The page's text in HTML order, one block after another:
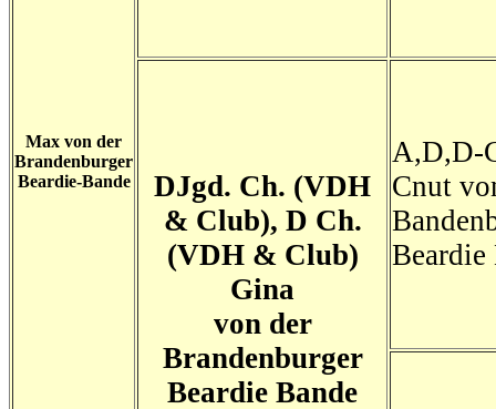
Max von der
Brandenburger
Beardie-Bande
DJgd. Ch. (VDH
& Club), D Ch.
(VDH & Club)
Gina
von der
Brandenburger
Beardie Bande
A,D,D-
Cnut
Beardie